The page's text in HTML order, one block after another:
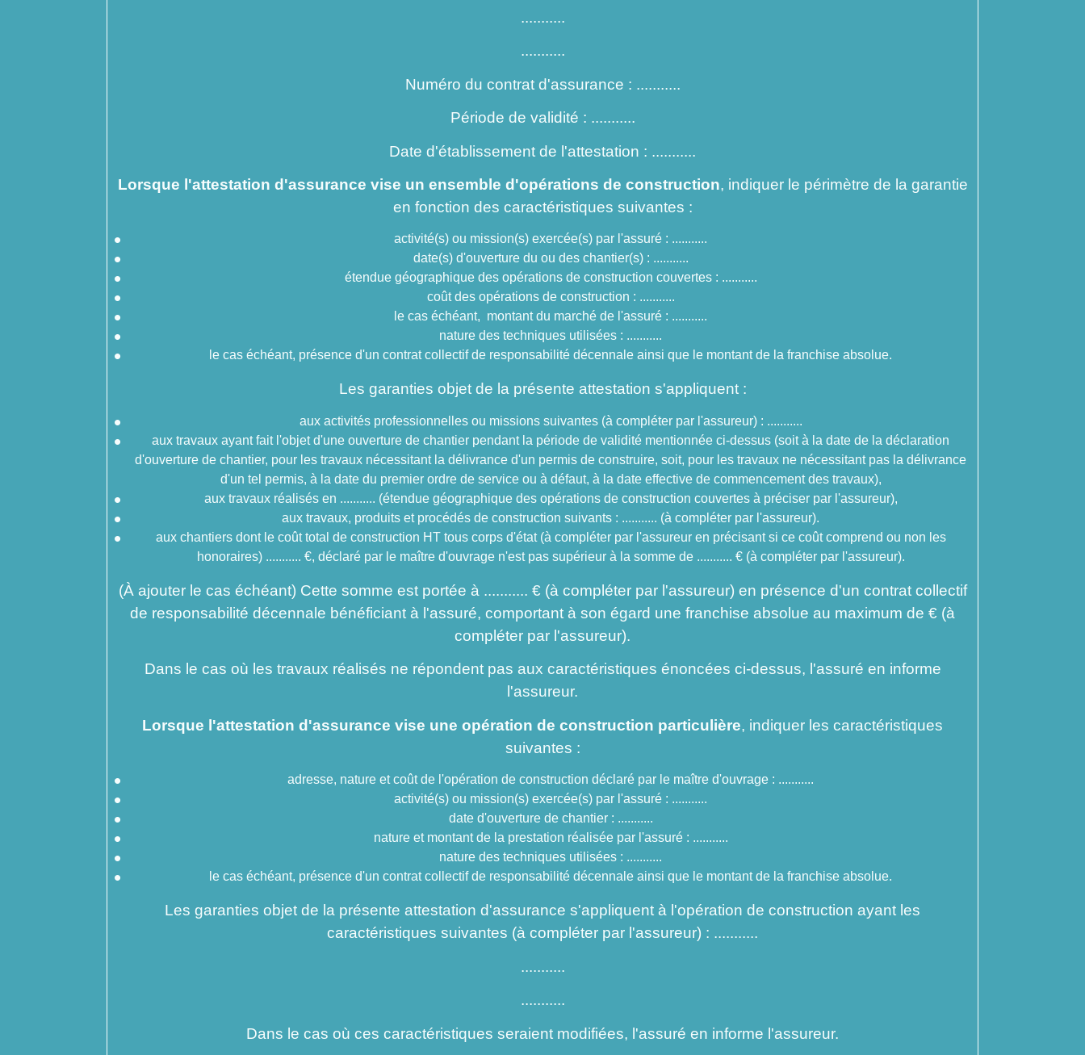
...........
...........
Numéro du contrat d'assurance : ...........
Période de validité : ...........
Date d'établissement de l'attestation : ...........
Lorsque l'attestation d'assurance vise un ensemble d'opérations de construction, indiquer le périmètre de la garantie
en fonction des caractéristiques suivantes :
activité(s) ou mission(s) exercée(s) par l'assuré : ...........
date(s) d'ouverture du ou des chantier(s) : ...........
étendue géographique des opérations de construction couvertes : ...........
coût des opérations de construction : ...........
le cas échéant, montant du marché de l'assuré : ...........
nature des techniques utilisées : ...........
le cas échéant, présence d'un contrat collectif de responsabilité décennale ainsi que le montant de la franchise absolue.
Les garanties objet de la présente attestation s'appliquent :
aux activités professionnelles ou missions suivantes (à compléter par l'assureur) : ...........
aux travaux ayant fait l'objet d'une ouverture de chantier pendant la période de validité mentionnée ci-dessus (soit à la date de la déclaration
d'ouverture de chantier, pour les travaux nécessitant la délivrance d'un permis de construire, soit, pour les travaux ne nécessitant pas la délivrance
d'un tel permis, à la date du premier ordre de service ou à défaut, à la date effective de commencement des travaux),
aux travaux réalisés en ........... (étendue géographique des opérations de construction couvertes à préciser par l'assureur),
aux travaux, produits et procédés de construction suivants : ........... (à compléter par l'assureur).
aux chantiers dont le coût total de construction HT tous corps d'état (à compléter par l'assureur en précisant si ce coût comprend ou non les
honoraires) ........... €, déclaré par le maître d'ouvrage n'est pas supérieur à la somme de ........... € (à compléter par l'assureur).
(À ajouter le cas échéant) Cette somme est portée à ........... € (à compléter par l'assureur) en présence d'un contrat collectif
de responsabilité décennale bénéficiant à l'assuré, comportant à son égard une franchise absolue au maximum de € (à
compléter par l'assureur).
Dans le cas où les travaux réalisés ne répondent pas aux caractéristiques énoncées ci-dessus, l'assuré en informe
l'assureur.
Lorsque l'attestation d'assurance vise une opération de construction particulière, indiquer les caractéristiques
suivantes :
adresse, nature et coût de l'opération de construction déclaré par le maître d'ouvrage : ...........
activité(s) ou mission(s) exercée(s) par l'assuré : ...........
date d'ouverture de chantier : ...........
nature et montant de la prestation réalisée par l'assuré : ...........
nature des techniques utilisées : ...........
le cas échéant, présence d'un contrat collectif de responsabilité décennale ainsi que le montant de la franchise absolue.
Les garanties objet de la présente attestation d'assurance s'appliquent à l'opération de construction ayant les
caractéristiques suivantes (à compléter par l'assureur) : ...........
...........
...........
Dans le cas où ces caractéristiques seraient modifiées, l'assuré en informe l'assureur.